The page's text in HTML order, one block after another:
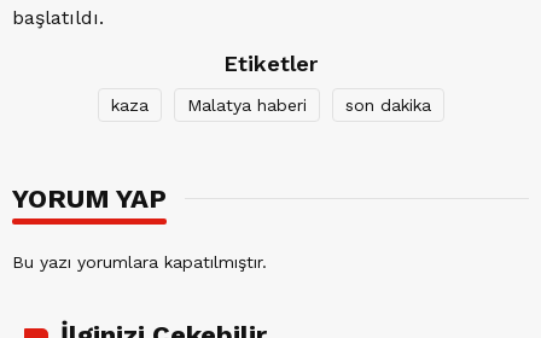
başlatıldı.
Etiketler
kaza Malatya haberi son dakika
YORUM YAP
Bu yazı yorumlara kapatılmıştır.